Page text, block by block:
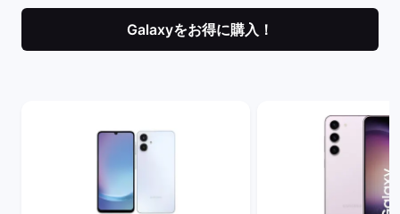
Galaxyをお得に購入！